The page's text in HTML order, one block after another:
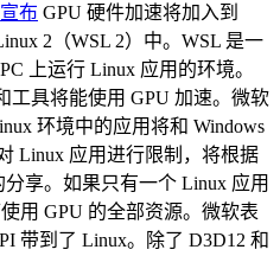
宣布 GPU 硬件加速将加入到
2（WSL 2）中。WSL 是一
上运行 Linux 应用的环境。
工具将能使用 GPU 加速。微软
环境中的应用将和 Windows
Linux 应用进行限制，将根据
享。如果只有一个 Linux 应用
用 GPU 的全部资源。微软表
带到了 Linux。除了 D3D12 和